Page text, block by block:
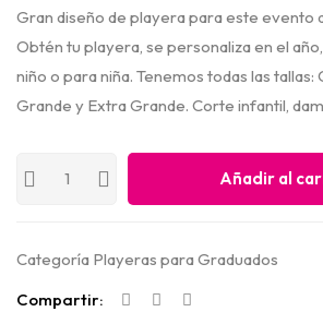
Gran diseño de playera para este evento
Obtén tu playera, se personaliza en el
niño o para niña. Tenemos todas las tallas:
Grande y Extra Grande. Corte infantil,
Añadir al
Categoría Playeras para Graduados
Compartir: